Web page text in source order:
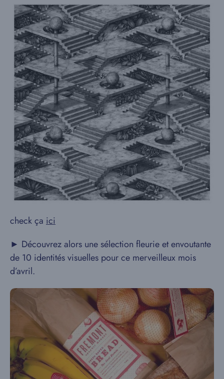
check ça ici
► Découvrez alors une sélection fleurie et envoutante
de 10 identités visuelles pour ce merveilleux mois
d’avril.